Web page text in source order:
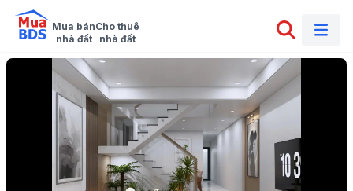
Mua bán
nhà đất
Cho thuê
nhà đất